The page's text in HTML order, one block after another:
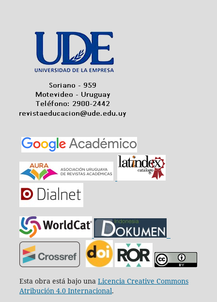
Esta obra está bajo una Licencia Creative Commons
Atribución 4.0 Internacional.